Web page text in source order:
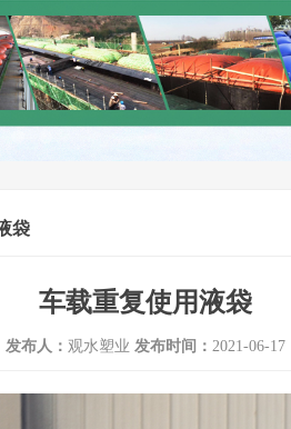
袋
车载重复使用液袋
发布人： 观水塑业 发布时间： 2021-06-17